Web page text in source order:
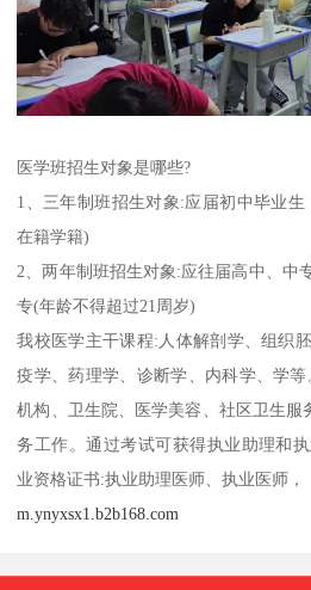
医学班招生对象是哪些?
1、三年制班招生对象:应届初中毕业
在籍学籍)
2、两年制班招生对象:应往届高中、中
专(年龄不得超过21周岁)
我校医学主干课程:人体解剖学、组织
疫学、药理学、诊断学、内科学、学
机构、卫生院、医学美容、社区卫生服
务工作。通过考试可获得执业助理和
业资格证书:执业助理医师、执业医师，
m.ynyxsx1.b2b168.com